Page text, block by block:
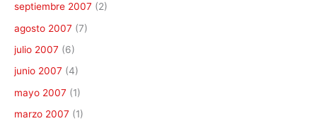
septiembre 2007 (2)
agosto 2007 (7)
julio 2007 (6)
junio 2007 (4)
mayo 2007 (1)
marzo 2007 (1)